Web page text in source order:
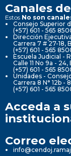
Canales
Estos No son
Consejo Superior
(+57) 601 - 565
Dirección
Carrera 7 # 27-18,
(+57) 601 - 565
Escuela Judicial -
Calle 11 No 9a -
(+57) 601 - 565
Unidades -
Carrera 8 N° 12b -
(+57) 601 - 565
Acceda a
Correo